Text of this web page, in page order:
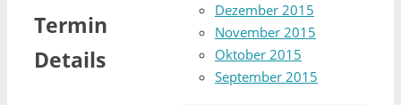
Termin
Details
Dezember 2015
November 2015
Oktober 2015
September 2015